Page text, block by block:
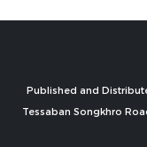
Published and
Tessaban Songkhro